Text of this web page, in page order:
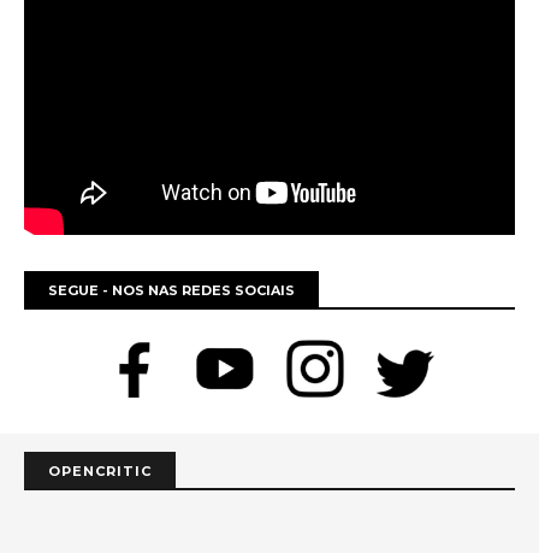
SEGUE - NOS NAS REDES SOCIAIS
OPENCRITIC